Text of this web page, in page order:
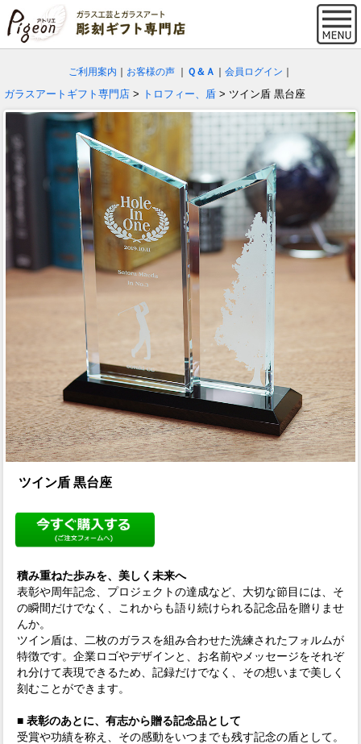
ご利用案内 お客様の声 Ｑ＆Ａ 会員ログイン
ガラスアートギフト専門店 > トロフィー、盾 > ツイン盾 黒台座
ツイン盾 黒台座
積み重ねた歩みを、美しく未来へ
表彰や周年記念、プロジェクトの達成など、大切な節目には、そ
の瞬間だけでなく、これからも語り続けられる記念品を贈りませ
んか。
ツイン盾は、二枚のガラスを組み合わせた洗練されたフォルムが
特徴です。企業ロゴやデザインと、お名前やメッセージをそれぞ
れ分けて表現できるため、記録だけでなく、その想いまで美しく
刻むことができます。
■ 表彰のあとに、有志から贈る記念品として
受賞や功績を称え、その感動をいつまでも残す記念の盾として。